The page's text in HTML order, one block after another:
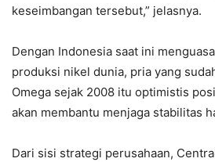
keseimbangan tersebut,” jelasnya.
Dengan Indonesia saat ini
produksi nikel dunia, pria yang
Omega sejak 2008 itu optimistis
akan membantu menjaga stabilitas
Dari sisi strategi perusahaan,